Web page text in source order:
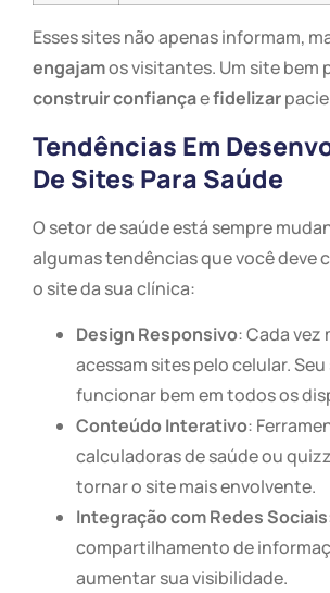
Esses sites não apenas informam,
engajamos visitantes. Um site bem
construir confiançaefidelizar
Tendências Em
De Sites Para Saúde
O setor de saúde está sempre
algumas tendências que você deve
o site da sua clínica:
Design Responsivo: Cada vez
acessam sites pelo celular.
funcionar bem em todos os
Conteúdo Interativo:
calculadoras de saúde ou
tornar o site mais envolvente.
Integração com Redes Sociais
compartilhamento de
aumentar sua visibilidade.